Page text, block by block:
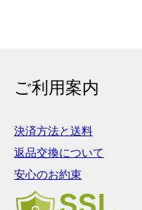
ご利用案内
決済方法と送料
返品交換について
安心のお約束